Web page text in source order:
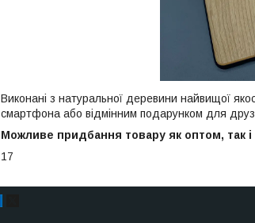
Виконані з натуральної деревини найвищої
смартфона або відмінним подарунком для
Можливе придбання товару як оптом, так і
17